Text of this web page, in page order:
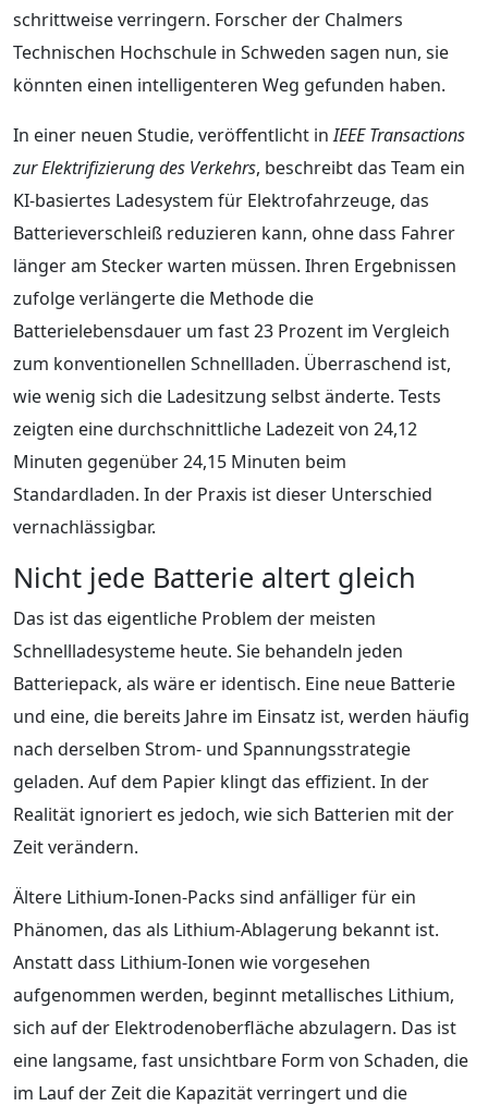
schrittweise verringern. Forscher der Chalmers
Technischen Hochschule in Schweden sagen nun, sie
könnten einen intelligenteren Weg gefunden haben.
In einer neuen Studie, veröffentlicht inIEEE Transactions
zur Elektrifizierung des Verkehrs, beschreibt das Team ein
KI-basiertes Ladesystem für Elektrofahrzeuge, das
Batterieverschleiß reduzieren kann, ohne dass Fahrer
länger am Stecker warten müssen. Ihren Ergebnissen
zufolge verlängerte die Methode die
Batterielebensdauer um fast 23 Prozent im Vergleich
zum konventionellen Schnellladen. Überraschend ist,
wie wenig sich die Ladesitzung selbst änderte. Tests
zeigten eine durchschnittliche Ladezeit von 24,12
Minuten gegenüber 24,15 Minuten beim
Standardladen. In der Praxis ist dieser Unterschied
vernachlässigbar.
Nicht jede Batterie altert gleich
Das ist das eigentliche Problem der meisten
Schnellladesysteme heute. Sie behandeln jeden
Batteriepack, als wäre er identisch. Eine neue Batterie
und eine, die bereits Jahre im Einsatz ist, werden häufig
nach derselben Strom- und Spannungsstrategie
geladen. Auf dem Papier klingt das effizient. In der
Realität ignoriert es jedoch, wie sich Batterien mit der
Zeit verändern.
Ältere Lithium-Ionen-Packs sind anfälliger für ein
Phänomen, das als Lithium-Ablagerung bekannt ist.
Anstatt dass Lithium-Ionen wie vorgesehen
aufgenommen werden, beginnt metallisches Lithium,
sich auf der Elektrodenoberfläche abzulagern. Das ist
eine langsame, fast unsichtbare Form von Schaden, die
im Lauf der Zeit die Kapazität verringert und die